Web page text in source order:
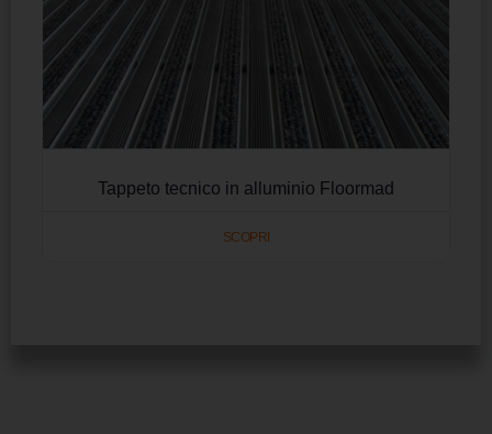
Tappeto tecnico in alluminio Floormad
SCOPRI